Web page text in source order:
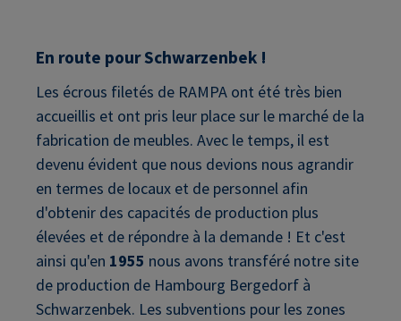
En route pour Schwarzenbek !
Les écrous filetés de RAMPA ont été très bien
accueillis et ont pris leur place sur le marché de la
fabrication de meubles. Avec le temps, il est
devenu évident que nous devions nous agrandir
en termes de locaux et de personnel afin
d'obtenir des capacités de production plus
élevées et de répondre à la demande ! Et c'est
ainsi qu'en 1955 nous avons transféré notre site
de production de Hambourg Bergedorf à
Schwarzenbek. Les subventions pour les zones